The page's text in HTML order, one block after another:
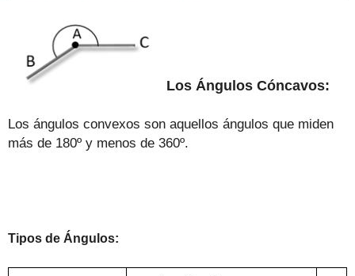
Los Ángulos Cóncavos:
Los ángulos convexos son aquellos ángulos que miden
más de 180º y menos de 360º.
Tipos de Ángulos: